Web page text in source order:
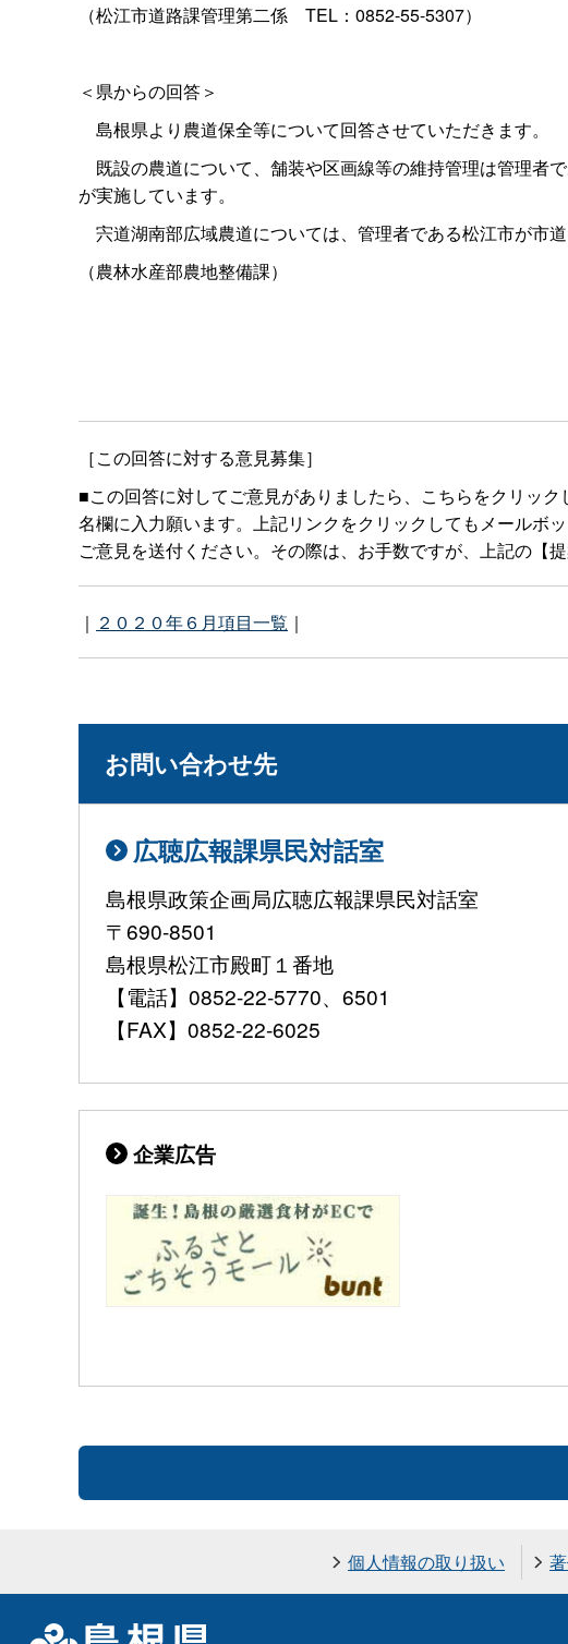
（松江市道路課管理第二係 TEL：0852-55-5307）
＜県からの回答＞
島根県より農道保全等について回答させていただきます。
既設の農道について、舗装や区画線等の維持管理は管理者
が実施しています。
宍道湖南部広域農道については、管理者である松江市が市
（農林水産部農地整備課）
［この回答に対する意見募集］
■この回答に対してご意見がありましたら、こちらをクリック
名欄に入力願います。上記リンクをクリックしてもメールボ
ご意見を送付ください。その際は、お手数ですが、上記の【
｜ ２０２０年６月項目一覧 ｜
お問い合わせ先
広聴広報課県民対話室
島根県政策企画局広聴広報課県民対話室
〒690-8501
島根県松江市殿町１番地
【電話】0852-22-5770、6501
【FAX】0852-22-6025
企業広告
個人情報の取り扱い